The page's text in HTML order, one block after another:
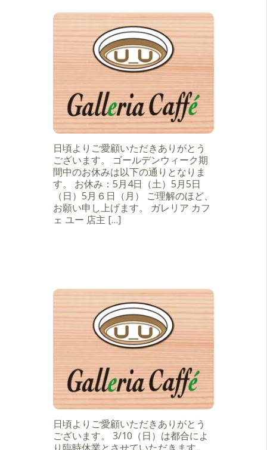
日頃よりご愛顧いただきありがとう
ございます。 ゴールデンウィーク期
間中のお休みは以下の通りとなりま
す。 お休み：5月4日（土）5月5日
（日）5月６日（月） ご理解のほど、
お願い申し上げます。 ガレリア カフ
ェ ユー 店主 […]
日頃よりご愛顧いただきありがとう
ございます。 3/10（日）は都合によ